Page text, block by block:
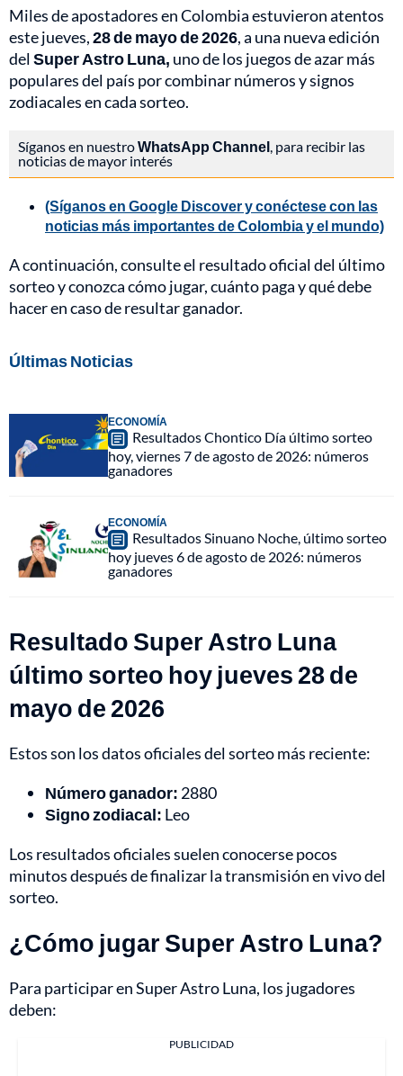
Miles de apostadores en Colombia estuvieron atentos
este jueves,28 de mayo de 2026, a una nueva edición
delSuper Astro Luna, uno de los juegos de azar más
populares del país por combinar números y signos
zodiacales en cada sorteo.
Síganos en nuestroWhatsApp Channel, para recibir las
noticias de mayor interés
(Síganos en Google Discover y conéctese con las
noticias más importantes de Colombia y el mundo)
A continuación, consulte el resultado oficial del último
sorteo y conozca cómo jugar, cuánto paga y qué debe
hacer en caso de resultar ganador.
Últimas Noticias
ECONOMÍA
Resultados Chontico Día último sorteo
hoy, viernes 7 de agosto de 2026: números
ganadores
ECONOMÍA
Resultados Sinuano Noche, último sorteo
hoy jueves 6 de agosto de 2026: números
ganadores
Resultado Super Astro Luna
último sorteo hoy jueves 28 de
mayo de 2026
Estos son los datos oficiales del sorteo más reciente:
Número ganador: 2880
Signo zodiacal: Leo
Los resultados oficiales suelen conocerse pocos
minutos después de finalizar la transmisión en vivo del
sorteo.
¿Cómo jugar Super Astro Luna?
Para participar en Super Astro Luna, los jugadores
deben:
PUBLICIDAD